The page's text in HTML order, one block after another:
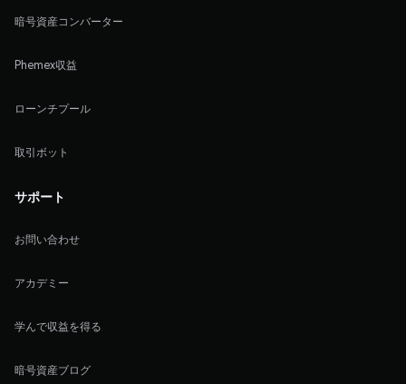
暗号資産コンバーター
Phemex収益
ローンチプール
取引ボット
サポート
お問い合わせ
アカデミー
学んで収益を得る
暗号資産ブログ